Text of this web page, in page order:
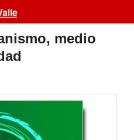
medio